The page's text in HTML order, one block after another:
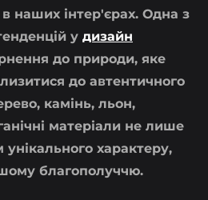
в наших інтер'єрах. Одна з
у дизайн
до природи, яке
до автентичного
камінь, льон,
матеріали не лише
унікального характеру,
благополуччю.